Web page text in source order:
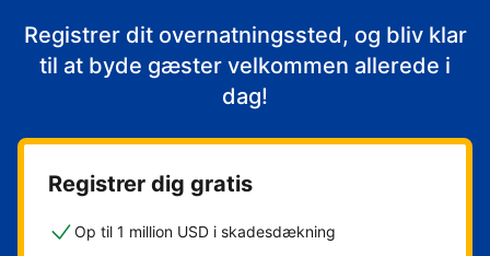
Registrer dit overnatningssted, og bliv klar
til at byde gæster velkommen allerede i
dag!
Registrer dig gratis
Op til 1 million USD i skadesdækning